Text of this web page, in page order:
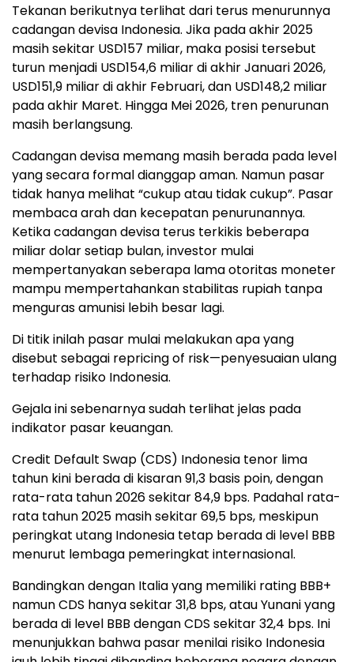
Tekanan berikutnya terlihat dari terus menurunnya
cadangan devisa Indonesia. Jika pada akhir 2025
masih sekitar USD157 miliar, maka posisi tersebut
turun menjadi USD154,6 miliar di akhir Januari 2026,
USD151,9 miliar di akhir Februari, dan USD148,2 miliar
pada akhir Maret. Hingga Mei 2026, tren penurunan
masih berlangsung.
Cadangan devisa memang masih berada pada level
yang secara formal dianggap aman. Namun pasar
tidak hanya melihat “cukup atau tidak cukup”. Pasar
membaca arah dan kecepatan penurunannya.
Ketika cadangan devisa terus terkikis beberapa
miliar dolar setiap bulan, investor mulai
mempertanyakan seberapa lama otoritas moneter
mampu mempertahankan stabilitas rupiah tanpa
menguras amunisi lebih besar lagi.
Di titik inilah pasar mulai melakukan apa yang
disebut sebagai repricing of risk—penyesuaian ulang
terhadap risiko Indonesia.
Gejala ini sebenarnya sudah terlihat jelas pada
indikator pasar keuangan.
Credit Default Swap (CDS) Indonesia tenor lima
tahun kini berada di kisaran 91,3 basis poin, dengan
rata-rata tahun 2026 sekitar 84,9 bps. Padahal rata-
rata tahun 2025 masih sekitar 69,5 bps, meskipun
peringkat utang Indonesia tetap berada di level BBB
menurut lembaga pemeringkat internasional.
Bandingkan dengan Italia yang memiliki rating BBB+
namun CDS hanya sekitar 31,8 bps, atau Yunani yang
berada di level BBB dengan CDS sekitar 32,4 bps. Ini
menunjukkan bahwa pasar menilai risiko Indonesia